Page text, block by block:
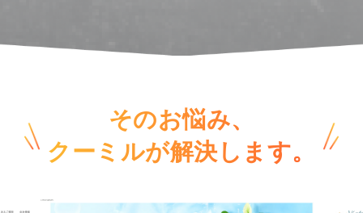
そのお悩み、
クーミルが解決します。